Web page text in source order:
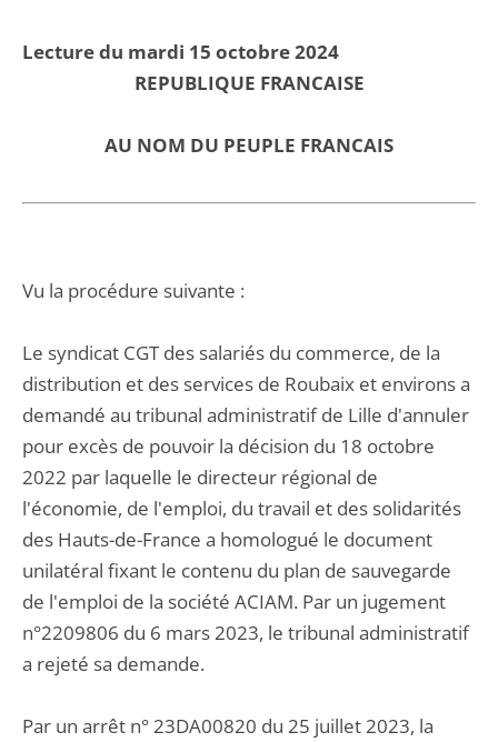
Lecture du mardi 15 octobre 2024
REPUBLIQUE FRANCAISE
AU NOM DU PEUPLE FRANCAIS
Vu la procédure suivante :
Le syndicat CGT des salariés du commerce, de la
distribution et des services de Roubaix et environs a
demandé au tribunal administratif de Lille d'annuler
pour excès de pouvoir la décision du 18 octobre
2022 par laquelle le directeur régional de
l'économie, de l'emploi, du travail et des solidarités
des Hauts-de-France a homologué le document
unilatéral fixant le contenu du plan de sauvegarde
de l'emploi de la société ACIAM. Par un jugement
n°2209806 du 6 mars 2023, le tribunal administratif
a rejeté sa demande.
Par un arrêt n° 23DA00820 du 25 juillet 2023, la